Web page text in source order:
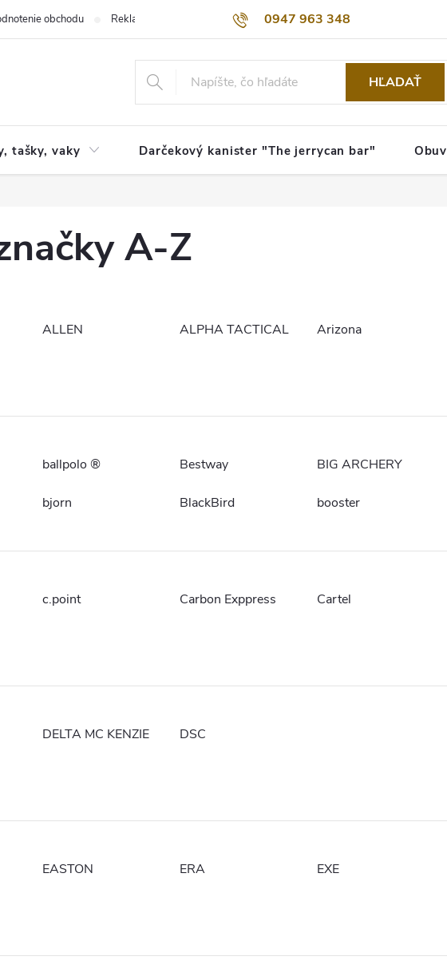
0947 963 348
obchodu Reklamačný poriadok Obchodné podmienky
HĽADAŤ
tašky, vaky Darčekový kanister "The jerrycan bar" Obuv
A-Z
ALLEN ALPHA TACTICAL Arizona
ballpolo ® Bestway BIG ARCHERY
bjorn BlackBird booster
c.point Carbon Exppress Cartel
DELTA MC KENZIE DSC
EASTON ERA EXE